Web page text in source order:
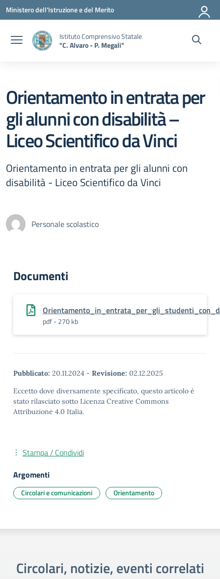
Vai ai contenuti
Vai al menu di navigazione
Vai al footer
Ministero dell'Istruzione e del Merito
Istituto Comprensivo Statale
"C. Alvaro - P. Megali"
Orientamento in entrata per
gli alunni con disabilità –
Liceo Scientifico da Vinci
Orientamento in entrata per gli alunni con
disabilità - Liceo Scientifico da Vinci
Personale scolastico
Documenti
pdf - 270 kb
Pubblicato: 20.11.2024 - Revisione: 02.12.2025
Eccetto dove diversamente specificato, questo articolo è
stato rilasciato sotto Licenza Creative Commons
Attribuzione 4.0 Italia.
Stampa / Condividi
Argomenti
Circolari e comunicazioni Orientamento
Circolari, notizie, eventi correlati